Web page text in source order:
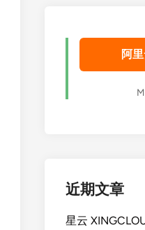
阿
近期文章
星云